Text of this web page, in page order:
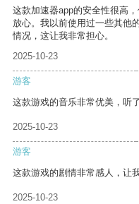
这款加速器app的安全性很高
放心。我以前使用过一些其他
情况，这让我非常担心。
2025-10-23
游客
这款游戏的音乐非常优美，听
2025-10-23
游客
这款游戏的剧情非常感人，让
2025-10-23